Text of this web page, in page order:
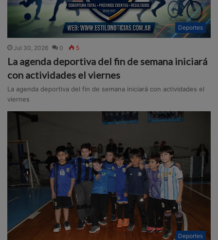
Deportes
Jul 30, 2026 0 5
La agenda deportiva del fin de semana iniciará
con actividades el viernes
La agenda deportiva del fin de semana iniciará con actividades el
viernes
Deportes